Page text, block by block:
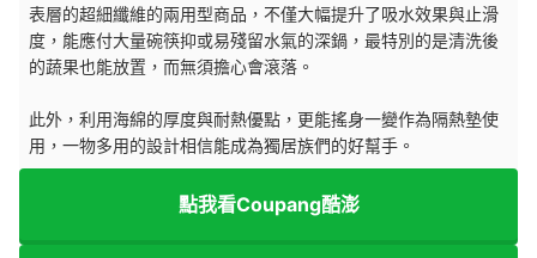
表層的超細纖維的兩用型商品，不僅大幅提升了吸水效果與止滑
度，能應付大量碗筷抑或易殘留水氣的深鍋，最特別的是清洗後
的蔬果也能放置，而無須擔心會滾落。
此外，利用海綿的厚度與耐熱優點，更能搖身一變作為隔熱墊使
用，一物多用的設計相信能成為獨居族們的好幫手。
點我看Coupang酷澎